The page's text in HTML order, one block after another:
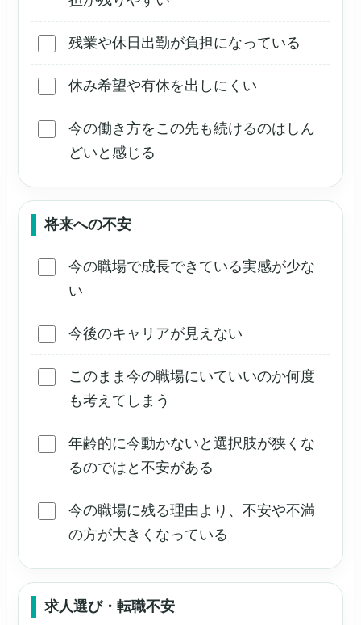
残業や休日出勤が負担になっている
休み希望や有休を出しにくい
今の働き方をこの先も続けるのはしん
どいと感じる
将来への不安
今の職場で成長できている実感が少な
い
今後のキャリアが見えない
このまま今の職場にいていいのか何度
も考えてしまう
年齢的に今動かないと選択肢が狭くな
るのではと不安がある
今の職場に残る理由より、不安や不満
の方が大きくなっている
求人選び・転職不安